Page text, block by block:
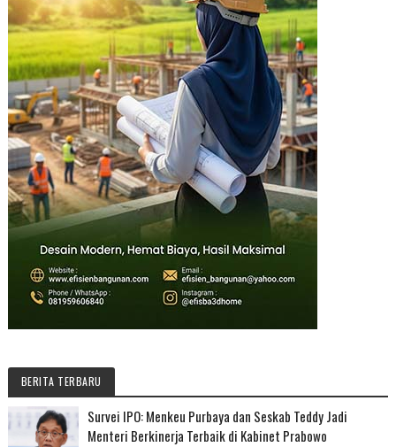
BERITA TERBARU
Survei IPO: Menkeu Purbaya dan Seskab Teddy Jadi
Menteri Berkinerja Terbaik di Kabinet Prabowo